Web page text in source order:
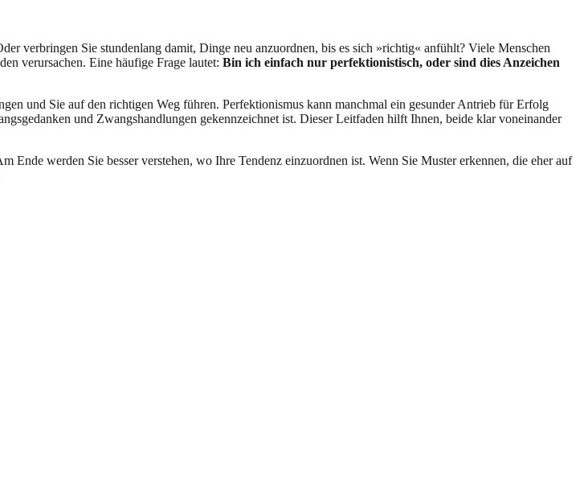
verbringen Sie stundenlang damit, Dinge neu anzuordnen, bis es sich »richtig« anfühlt? Viele Menschen
verursachen. Eine häufige Frage lautet: Bin ich einfach nur perfektionistisch, oder sind dies Anzeichen
und Sie auf den richtigen Weg führen. Perfektionismus kann manchmal ein gesunder Antrieb für Erfolg
und Zwangshandlungen gekennzeichnet ist. Dieser Leitfaden hilft Ihnen, beide klar voneinander
werden Sie besser verstehen, wo Ihre Tendenz einzuordnen ist. Wenn Sie Muster erkennen, die eher auf